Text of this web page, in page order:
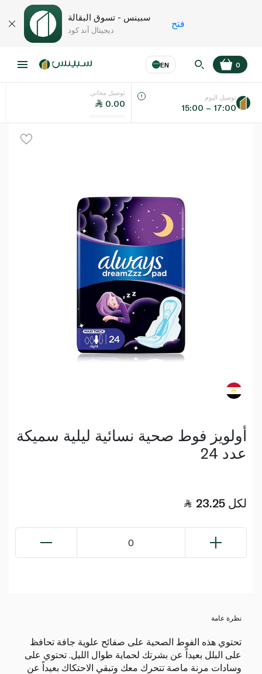
سبينس - تسوق البقالة
ديجيتال آند كود
فتح
EN
اللغة عر
0
توصيل مجاني
0.00
توصيل اليوم
15:00 – 17:00
أولويز فوط صحية نسائية ليلية سميكة
عدد 24
23.25 لكل
0
نظرة عامة
تحتوي هذه الفوط الصحية على صفائح علوية جافة تحافظ
على البلل بعيداً عن بشرتك لحماية طوال الليل. تحتوي على
وسادات مرنة ماصة تتحرك معك وتبقي الاحتكاك بعيداً عن